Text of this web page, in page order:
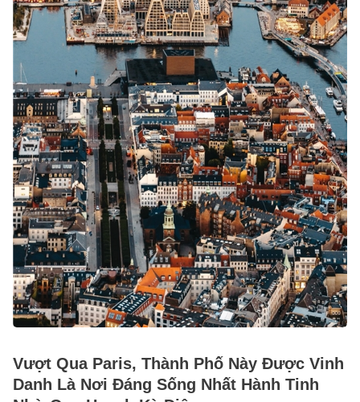
Vượt Qua Paris, Thành Phố Này Được Vinh
Danh Là Nơi Đáng Sống Nhất Hành Tinh